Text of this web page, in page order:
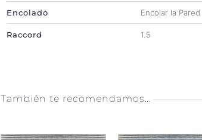
Encolado Encolar la Pared
Raccord 1.5
También te recomendamos…